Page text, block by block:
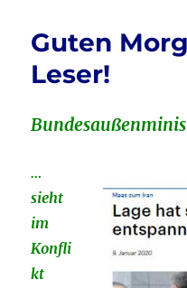
o
o
k
Iran-
Guten
Leser!
…
sieht
im
Konfli
kt